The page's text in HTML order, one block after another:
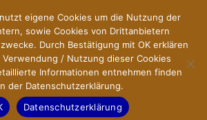
X-Sites.de
–
Hilfsportal
eigene Cookies um die Nutzung der
sowie Cookies von Drittanbietern
Durch Bestätigung mit OK erklären
Verwendung / Nutzung dieser Cookies
Informationen entnehmen finden
der Datenschutzerklärung.
Datenschutzerklärung